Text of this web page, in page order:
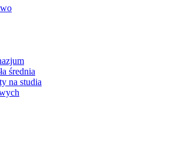
średnia
na studia